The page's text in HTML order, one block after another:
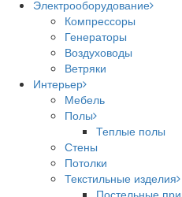
Электрооборудование
Компрессоры
Генераторы
Воздуховоды
Ветряки
Интерьер
Мебель
Полы
Теплые полы
Стены
Потолки
Текстильные изделия
Постельные